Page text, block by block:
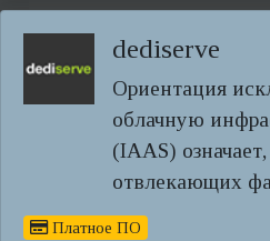
dediserve
Ориентация
облачную
(IAAS)
отвлекающих
Платное ПО